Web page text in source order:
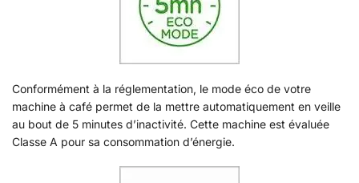
Conformément à la réglementation, le mode éco de votre
machine à café permet de la mettre automatiquement en veille
au bout de 5 minutes d’inactivité. Cette machine est évaluée
Classe A pour sa consommation d’énergie.